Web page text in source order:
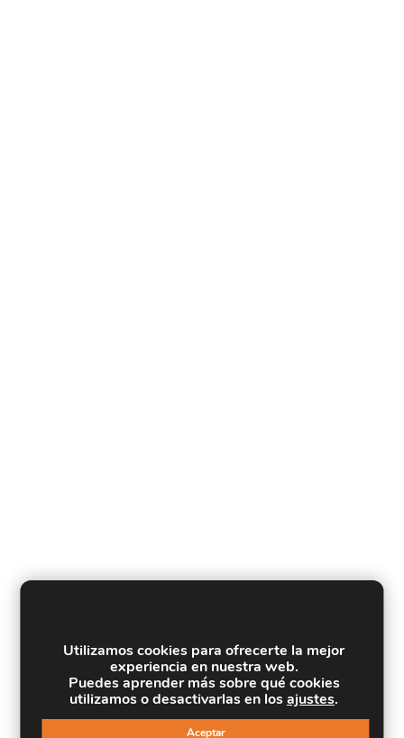
Utilizamos cookies para ofrecerte la mejor
experiencia en nuestra web.
Puedes aprender más sobre qué cookies
utilizamos o desactivarlas en losajustes.
Aceptar